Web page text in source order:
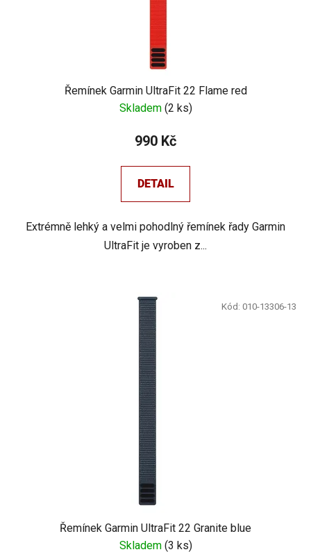
Řemínek Garmin UltraFit 22 Flame red
Skladem (2 ks)
990 Kč
DETAIL
Extrémně lehký a velmi pohodlný řemínek řady Garmin
UltraFit je vyroben z...
Řemínek Garmin UltraFit 22 Granite blue
Skladem (3 ks)
Kód: 010-13306-13